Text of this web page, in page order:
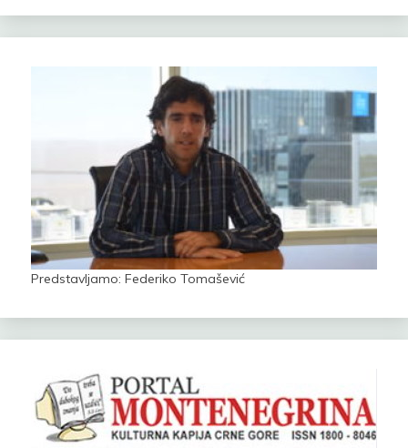
Predstavljamo: Federiko Tomašević